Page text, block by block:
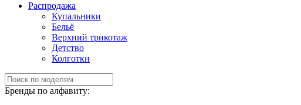
Распродажа
Купальники
Бельё
Верхний трикотаж
Детство
Колготки
Бренды по алфавиту: